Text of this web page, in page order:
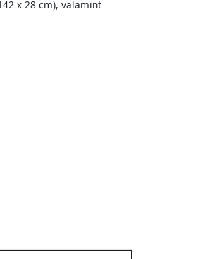
x 28 cm), valamint